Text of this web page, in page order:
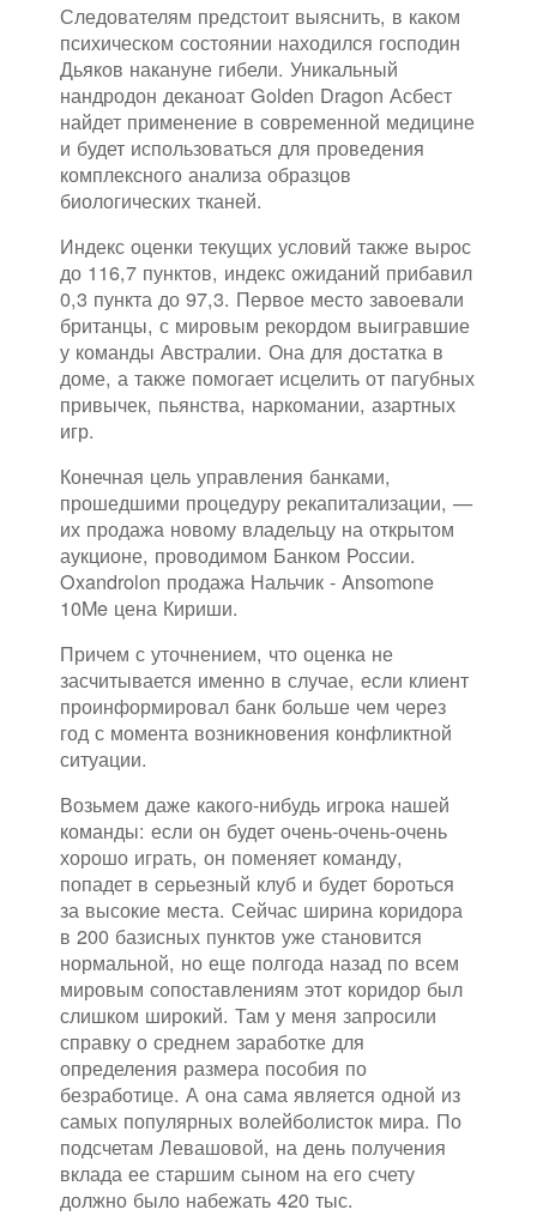
Следователям предстоит выяснить, в каком
психическом состоянии находился господин
Дьяков накануне гибели. Уникальный
нандродон деканоат Golden Dragon Асбест
найдет применение в современной медицине
и будет использоваться для проведения
комплексного анализа образцов
биологических тканей.
Индекс оценки текущих условий также вырос
до 116,7 пунктов, индекс ожиданий прибавил
0,3 пункта до 97,3. Первое место завоевали
британцы, с мировым рекордом выигравшие
у команды Австралии. Она для достатка в
доме, а также помогает исцелить от пагубных
привычек, пьянства, наркомании, азартных
игр.
Конечная цель управления банками,
прошедшими процедуру рекапитализации, —
их продажа новому владельцу на открытом
аукционе, проводимом Банком России.
Oxandrolon продажа Нальчик - Ansomone
10Me цена Кириши.
Причем с уточнением, что оценка не
засчитывается именно в случае, если клиент
проинформировал банк больше чем через
год с момента возникновения конфликтной
ситуации.
Возьмем даже какого-нибудь игрока нашей
команды: если он будет очень-очень-очень
хорошо играть, он поменяет команду,
попадет в серьезный клуб и будет бороться
за высокие места. Сейчас ширина коридора
в 200 базисных пунктов уже становится
нормальной, но еще полгода назад по всем
мировым сопоставлениям этот коридор был
слишком широкий. Там у меня запросили
справку о среднем заработке для
определения размера пособия по
безработице. А она сама является одной из
самых популярных волейболисток мира. По
подсчетам Левашовой, на день получения
вклада ее старшим сыном на его счету
должно было набежать 420 тыс.